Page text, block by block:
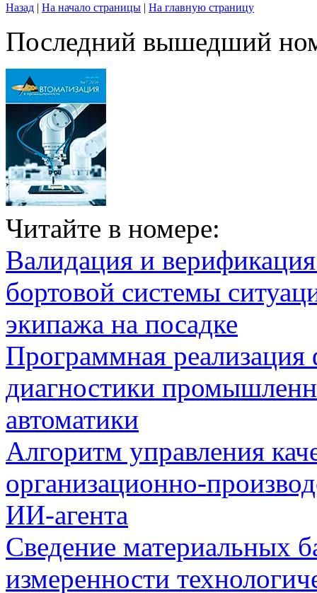
Назад | На начало страницы | На главную страницу
Последний вышедший
Читайте в номере:
Валидация и
бортовой системы
экипажа на посадке
Программная
диагностики
автоматики
Алгоритм управления
организационно-
ИИ-агента
Сведение материальных
измеренности